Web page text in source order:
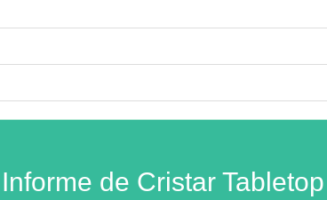
Informe de Cristar